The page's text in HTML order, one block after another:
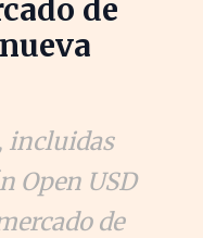
de
incluidas
Open USD
de